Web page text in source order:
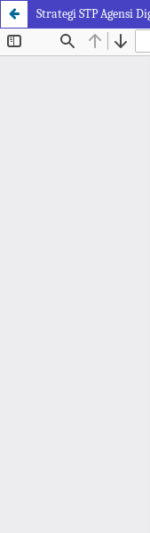
Strategi STP Agensi